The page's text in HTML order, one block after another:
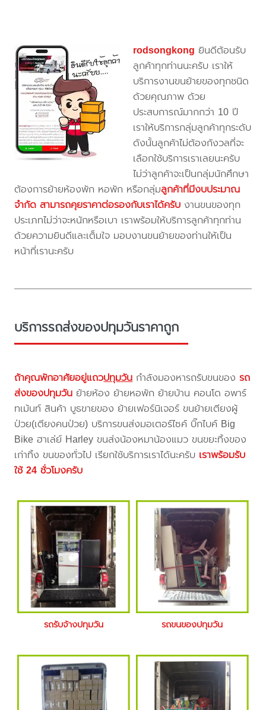
rodsongkong ยินดีต้อนรับ
ลูกค้าทุกท่านนะครับ เราให้
บริการงานขนย้ายของทุกชนิด
ด้วยคุณภาพ ด้วย
ประสบการณ์มากกว่า 10 ปี
เราให้บริการกลุ่มลูกค้าทุกระดับ
ดังนั้นลูกค้าไม่ต้องกังวลที่จะ
เลือกใช้บริการเราเลยนะครับ
ไม่ว่าลูกค้าจะเป็นกลุ่มนักศึกษา
ต้องการย้ายห้องพัก หอพัก หรือกลุ่มลูกค้าที่มีงบประมาณ
จำกัด สามารถคุยราคาต่อรองกับเราได้ครับ งานขนของทุก
ประเภทไม่ว่าจะหนักหรือเบา เราพร้อมให้บริการลูกค้าทุกท่าน
ด้วยความยินดีและเต็มใจ มอบงานขนย้ายของท่านให้เป็น
หน้าที่เรานะครับ
บริการรถส่งของปทุมวันราคาถูก
ถ้าคุณพักอาศัยอยู่แถวปทุมวัน กำลังมองหารถรับขนของรถ
ส่งของปทุมวัน ย้ายห้อง ย้ายหอพัก ย้ายบ้าน คอนโด อพาร์
ทเม้นท์ สินค้า บูธขายของ ย้ายเฟอร์นิเจอร์ ขนย้ายเตียงผู้
ป่วย(เตียงคนป่วย) บริการขนส่งมอเตอร์ไซค์ บิ๊กไบค์ Big
Bike ฮาเล่ย์ Harley ขนส่งน้องหมาน้องแมว ขนขยะทิ้งของ
เก่าทิ้ง ขนของทั่วไป เรียกใช้บริการเราได้นะครับ เราพร้อมรับ
ใช้ 24 ชั่วโมงครับ
รถรับจ้างปทุมวัน รถขนของปทุมวัน